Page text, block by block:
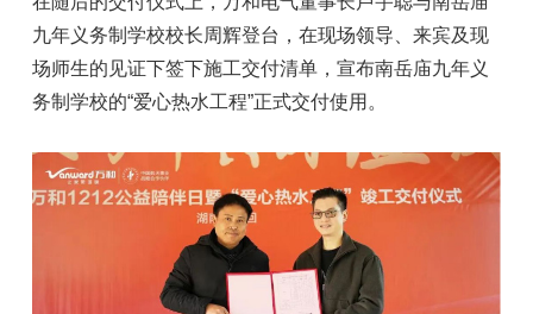
九年义务制学校校长周辉登台，在现场领导、来宾及现
场师生的见证下签下施工交付清单，宣布南岳庙九年义
务制学校的“爱心热水工程”正式交付使用。